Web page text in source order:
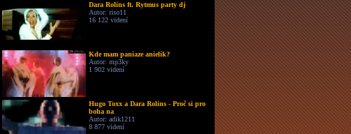
Dara Rolins ft. Rytmus party dj
Autor: riso11
16 122 videní
Kde mam paniaze anielik?
Autor: mp3ky
1 902 videní
Hugo Toxx a Dara Rolins - Proč si pro
boha na
Autor: adik1211
8 877 videní